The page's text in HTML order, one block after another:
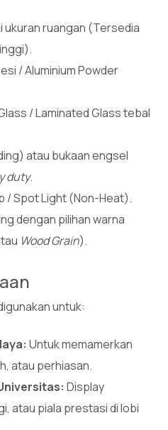
ukuran ruangan (Tersedia
/ Aluminium Powder
/ Laminated Glass tebal
atau bukaan engsel
duty.
/ Spot Light (Non-Heat).
dengan pilihan warna
Wood Grain).
untuk:
Untuk memamerkan
atau perhiasan.
Display
atau piala prestasi di lobi